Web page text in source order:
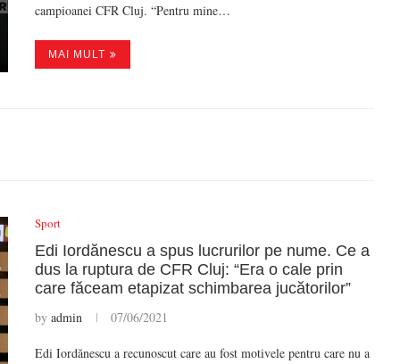
campioanei CFR Cluj. “Pentru mine…
MAI MULT
Sport
Edi Iordănescu a spus lucrurilor pe nume. Ce a
dus la ruptura de CFR Cluj: “Era o cale prin
care făceam etapizat schimbarea jucătorilor”
by admin 07/06/2021
Edi Iordănescu a recunoscut care au fost motivele pentru care nu a